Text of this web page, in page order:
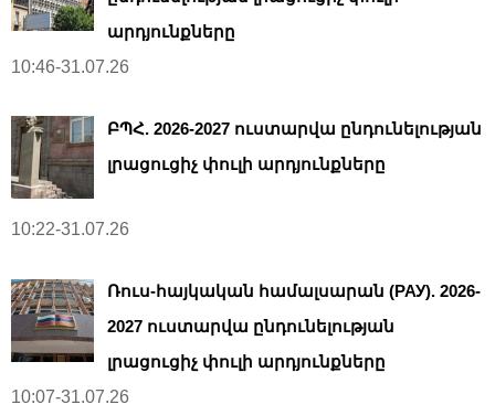
արդյունքները
10:46-31.07.26
ԲՊՀ. 2026-2027 ուստարվա ընդունելության
լրացուցիչ փուլի արդյունքները
10:22-31.07.26
Ռուս-հայկական համալսարան (РАУ). 2026-
2027 ուստարվա ընդունելության
լրացուցիչ փուլի արդյունքները
10:07-31.07.26